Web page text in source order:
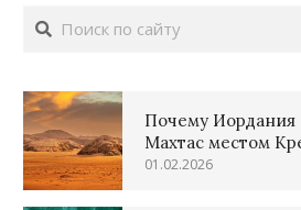
Поиск
Почему Иордания
Махтас местом
01.02.2026